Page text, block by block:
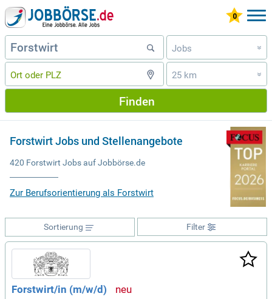
Jobs »
25 km »
Finden
Forstwirt Jobs und Stellenangebote
420 Forstwirt Jobs auf Jobbörse.de
Zur Berufsorientierung als Forstwirt
Filter
Sortierung
Forstwirt/in (m/w/d)